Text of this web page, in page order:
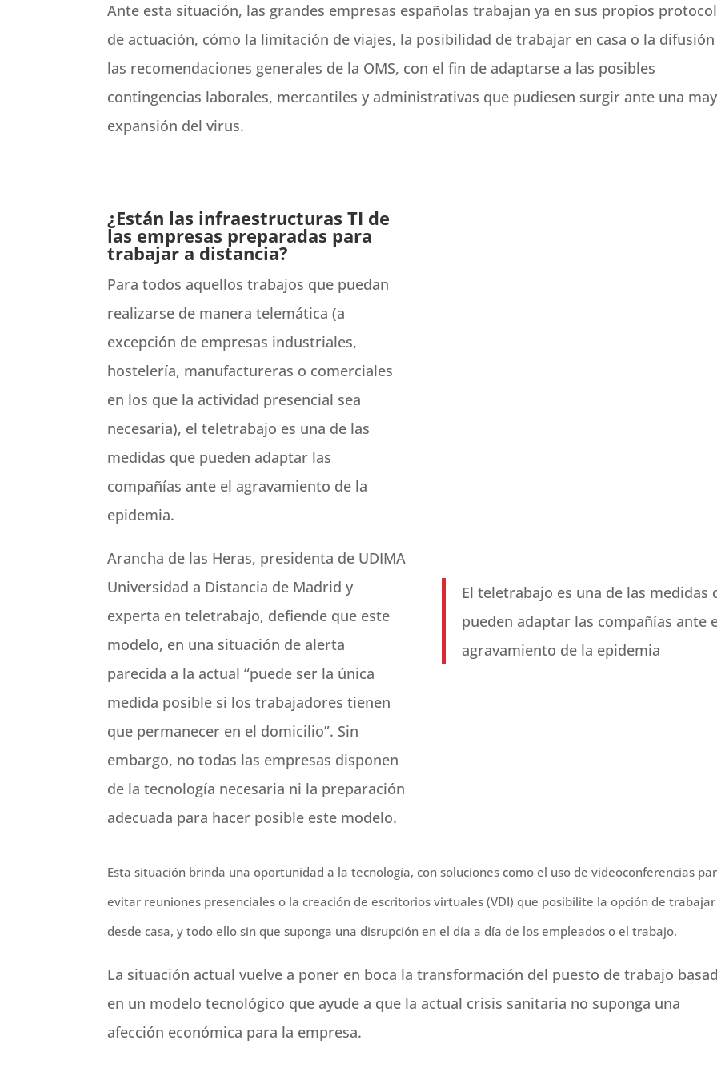
Ante esta situación, las grandes empresas españolas trabajan ya en sus propios
de actuación, cómo la limitación de viajes, la posibilidad de trabajar en casa o la
las recomendaciones generales de la OMS, con el fin de adaptarse a las posibles
contingencias laborales, mercantiles y administrativas que pudiesen surgir ante una
expansión del virus.
¿Están las infraestructuras TI de
las empresas preparadas para
trabajar a distancia?
Para todos aquellos trabajos que puedan
realizarse de manera telemática (a
excepción de empresas industriales,
hostelería, manufactureras o comerciales
en los que la actividad presencial sea
necesaria), el teletrabajo es una de las
medidas que pueden adaptar las
compañías ante el agravamiento de la
epidemia.
Arancha de las Heras, presidenta de UDIMA
Universidad a Distancia de Madrid y
experta en teletrabajo, defiende que este
modelo, en una situación de alerta
parecida a la actual “puede ser la única
medida posible si los trabajadores tienen
que permanecer en el domicilio”. Sin
embargo, no todas las empresas disponen
de la tecnología necesaria ni la preparación
adecuada para hacer posible este modelo.
El teletrabajo es una de las medidas
pueden adaptar las compañías ante
agravamiento de la epidemia
Esta situación brinda una oportunidad a la tecnología, con soluciones como el uso de videoconferencias
evitar reuniones presenciales o la creación de escritorios virtuales (VDI) que posibilite la opción de trabajar
desde casa, y todo ello sin que suponga una disrupción en el día a día de los empleados o el trabajo.
La situación actual vuelve a poner en boca la transformación del puesto de trabajo
en un modelo tecnológico que ayude a que la actual crisis sanitaria no suponga una
afección económica para la empresa.